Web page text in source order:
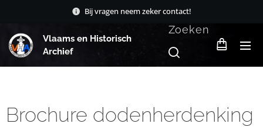
Bij vragen neem zeker contact!
Vlaams en Historisch
Archief
Zoeken
Brochure dodenherdenking